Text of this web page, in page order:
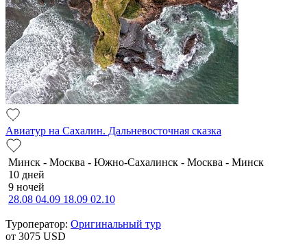
Авиатур на Сахалин. Дальневосточная сказка
Минск - Москва - Южно-Сахалинск - Москва - Минск
10 дней
9 ночей
28.08 04.09 18.09 02.10
Туроператор: Оригинальный тур
от 3075 USD